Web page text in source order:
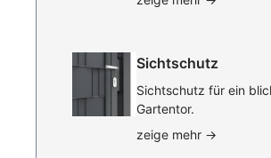
Sichtschutz
Sichtschutz für ein
Gartentor.
zeige mehr →